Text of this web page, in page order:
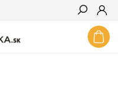
Hľadať